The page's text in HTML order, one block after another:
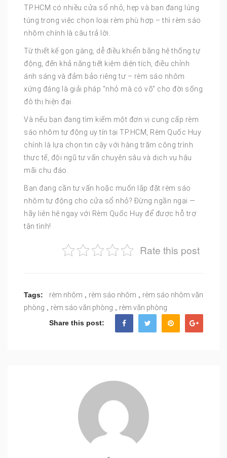
TP.HCM có nhiều cửa sổ nhỏ, hẹp và bạn đang lúng
túng trong việc chọn loại rèm phù hợp – thì rèm sáo
nhôm chính là câu trả lời.
Từ thiết kế gọn gàng, dễ điều khiển bằng hệ thống tự
động, đến khả năng tiết kiệm diện tích, điều chỉnh
ánh sáng và đảm bảo riêng tư – rèm sáo nhôm
xứng đáng là giải pháp “nhỏ mà có võ” cho đời sống
đô thị hiện đại.
Và nếu bạn đang tìm kiếm một đơn vị cung cấp rèm
sáo nhôm tự động uy tín tại TP.HCM, Rèm Quốc Huy
chính là lựa chọn tin cậy với hàng trăm công trình
thực tế, đội ngũ tư vấn chuyên sâu và dịch vụ hậu
mãi chu đáo.
Bạn đang cần tư vấn hoặc muốn lắp đặt rèm sáo
nhôm tự động cho cửa sổ nhỏ? Đừng ngần ngại —
hãy liên hệ ngay với Rèm Quốc Huy để được hỗ trợ
tận tình!
Rate this post
Tags: rèm nhôm , rèm sáo nhôm , rèm sáo nhôm văn
phòng , rèm sáo văn phòng , rèm văn phòng
Share this post: